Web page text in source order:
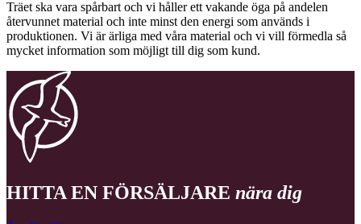
Träet ska vara spårbart och vi håller ett vakande öga på andelen
återvunnet material och inte minst den energi som används i
produktionen. Vi är ärliga med våra material och vi vill förmedla så
mycket information som möjligt till dig som kund.
HITTA EN FÖRSÄLJARE nära dig